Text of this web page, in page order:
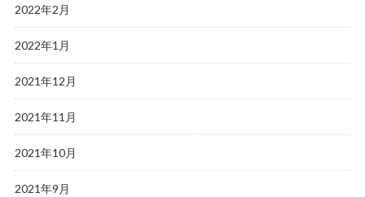
2022年2月
2022年1月
2021年12月
2021年11月
2021年10月
2021年9月